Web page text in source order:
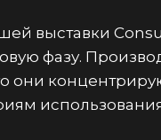
выставки
фазу.
они